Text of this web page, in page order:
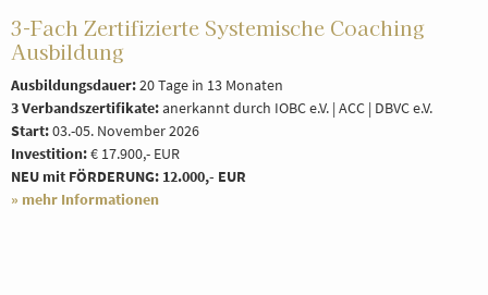
3-Fach Zertifizierte Systemische Coaching
Ausbildung
Ausbildungsdauer:20 Tage in 13 Monaten
3 Verbandszertifikate:anerkannt durch IOBC e.V. | ACC | DBVC e.V.
Start:03.-05. November 2026
Investition:€ 17.900,- EUR
NEU mit FÖRDERUNG: 12.000,- EUR
» mehr Informationen